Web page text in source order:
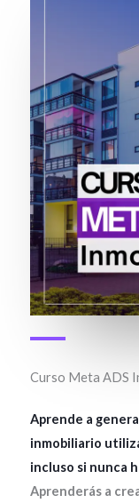
Curso Meta ADS
Aprende a
inmobiliario
incluso si nunca
Aprenderás a